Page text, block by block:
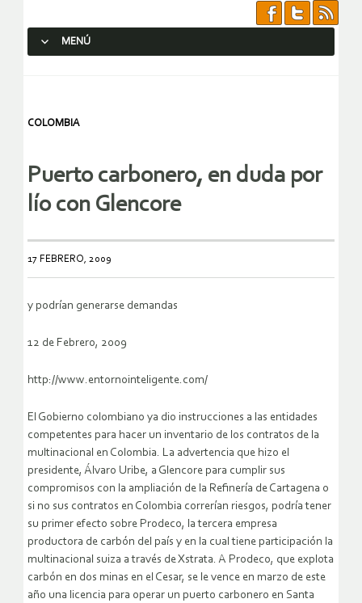
MENÚ
COLOMBIA
Puerto carbonero, en duda por
lío con Glencore
17 FEBRERO, 2009
y podrían generarse demandas
12 de Febrero, 2009
http://www.entornointeligente.com/
El Gobierno colombiano ya dio instrucciones a las entidades
competentes para hacer un inventario de los contratos de la
multinacional en Colombia. La advertencia que hizo el
presidente, Álvaro Uribe, a Glencore para cumplir sus
compromisos con la ampliación de la Refinería de Cartagena o
si no sus contratos en Colombia correrían riesgos, podría tener
su primer efecto sobre Prodeco, la tercera empresa
productora de carbón del país y en la cual tiene participación la
multinacional suiza a través de Xstrata. A Prodeco, que explota
carbón en dos minas en el Cesar, se le vence en marzo de este
año una licencia para operar un puerto carbonero en Santa